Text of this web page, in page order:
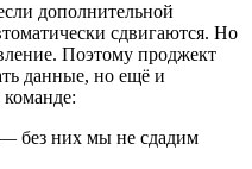
дополнительной
сдвигаются. Но
Поэтому проджект
данные, но ещё и
команде:
без них мы не сдадим